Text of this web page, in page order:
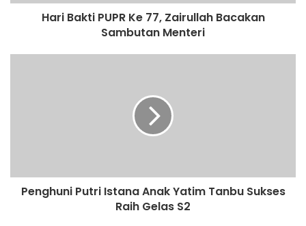
Hari Bakti PUPR Ke 77, Zairullah Bacakan
Sambutan Menteri
Penghuni Putri Istana Anak Yatim Tanbu Sukses
Raih Gelas S2